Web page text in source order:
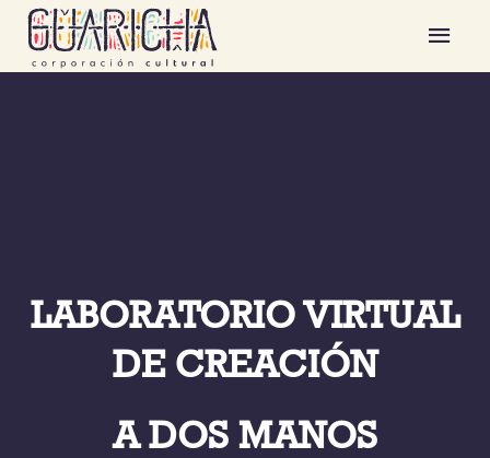
contenido
LABORATORIO VIRTUAL
DE CREACIÓN
A DOS MANOS